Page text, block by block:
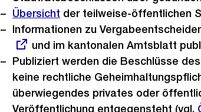
Übersicht der teilweise-öffentlichen
Informationen zu
und im kantonalen Amtsblatt
Publiziert werden die Beschlüsse
keine rechtliche
überwiegendes privates oder
Veröffentlichung entgegensteht (vgl.